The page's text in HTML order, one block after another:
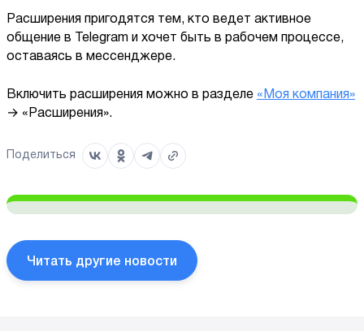
Расширения пригодятся тем, кто ведет активное
общение в Telegram и хочет быть в рабочем процессе,
оставаясь в мессенджере.
Включить расширения можно в разделе «Моя компания»
→ «Расширения».
Поделиться
Читать другие новости